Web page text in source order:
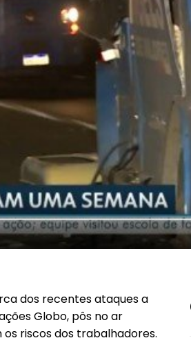
dos recentes ataques a
Globo, pôs no ar
riscos dos trabalhadores.